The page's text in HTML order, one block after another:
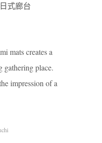
式廊台
mats creates a
gathering place.
impression of a